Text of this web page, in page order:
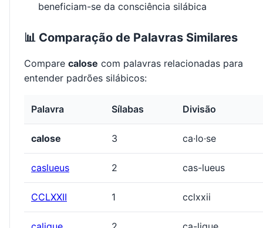
beneficiam-se da consciência silábica
📊 Comparação de Palavras Similares
Compare calose com palavras relacionadas para
entender padrões silábicos:
Palavra Sílabas Divisão
calose 3 ca·lo·se
caslueus 2 cas-lueus
CCLXXII 1 cclxxii